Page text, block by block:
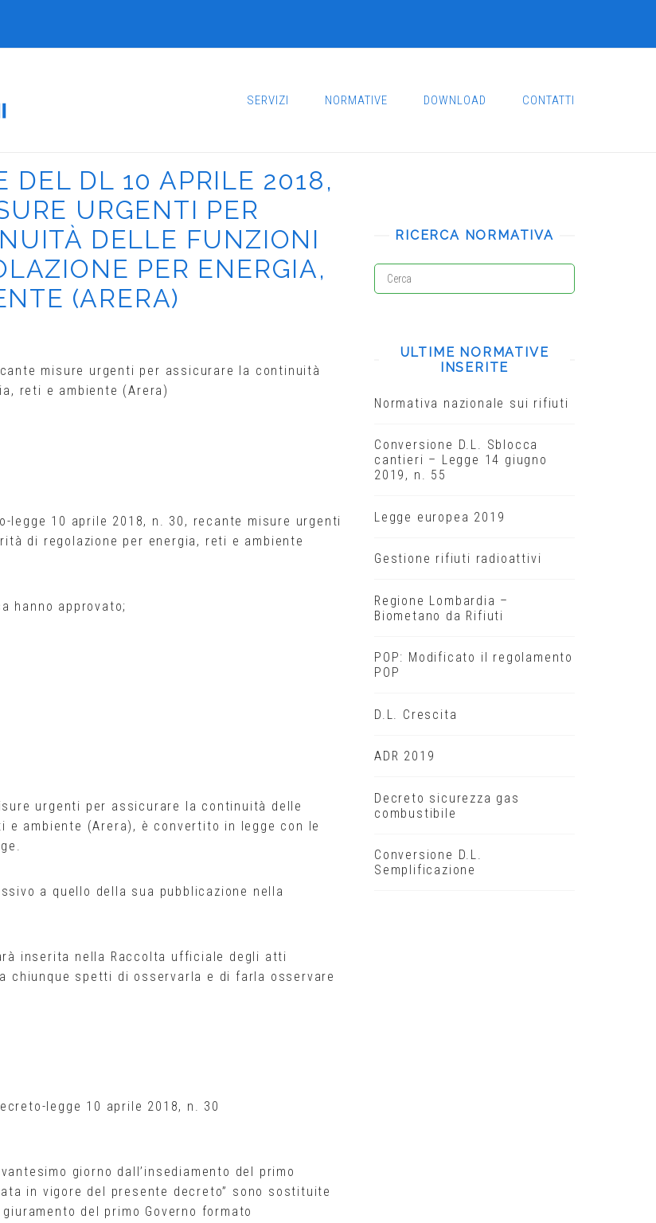
SERVIZI NORMATIVE DOWNLOAD CONTATTI
DEL DL 10 APRILE 2018,
URGENTI PER
DELLE FUNZIONI
PER ENERGIA,
(ARERA)
misure urgenti per assicurare la continuità
reti e ambiente (Arera)
legge 10 aprile 2018, n. 30, recante misure urgenti
di regolazione per energia, reti e ambiente
hanno approvato;
urgenti per assicurare la continuità delle
e ambiente (Arera), è convertito in legge con le
a quello della sua pubblicazione nella
inserita nella Raccolta ufficiale degli atti
chiunque spetti di osservarla e di farla osservare
legge 10 aprile 2018, n. 30
giorno dall’insediamento del primo
in vigore del presente decreto” sono sostituite
del primo Governo formato
RICERCA NORMATIVA
ULTIME NORMATIVE
INSERITE
Normativa nazionale sui rifiuti
Conversione D.L. Sblocca
cantieri – Legge 14 giugno
2019, n. 55
Legge europea 2019
Gestione rifiuti radioattivi
Regione Lombardia –
Biometano da Rifiuti
POP: Modificato il regolamento
POP
D.L. Crescita
ADR 2019
Decreto sicurezza gas
combustibile
Conversione D.L.
Semplificazione